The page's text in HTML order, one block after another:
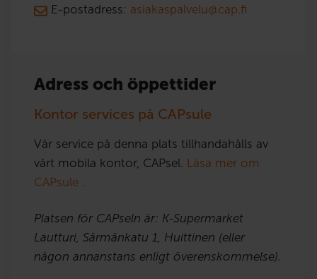
E-postadress: asiakaspalvelu@cap.fi
Adress och öppettider
Kontor services på CAPsule
Vår service på denna plats tillhandahålls av
vårt mobila kontor, CAPsel. Läsa mer om
CAPsule
Platsen för CAPseln är: K-Supermarket
Lautturi, Särmänkatu 1, Huittinen (eller
någon annanstans enligt överenskommelse).